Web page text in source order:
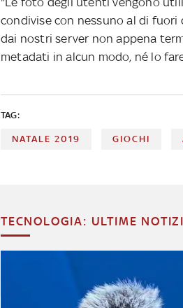
condivise con nessuno al di
dai nostri server non appena
metadati in alcun modo, né lo
TAG:
NATALE 2019 GIOCHI
TECNOLOGIA: ULTIME